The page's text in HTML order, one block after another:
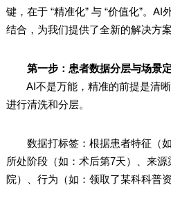
键，在于 “精准化” 与 “价值化”。
结合，为我们提供了全新的解决方案
第一步：患者数据分层与场景
AI不是万能，精准的前提是清晰
进行清洗和分层。
数据打标签：根据患者特征（如
所处阶段（如：术后第7天）、来
院）、行为（如：领取了某科科普